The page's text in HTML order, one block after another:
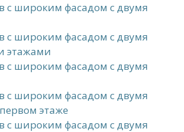
с широким фасадом с двумя
с широким фасадом с двумя
этажами
с широким фасадом с двумя
с широким фасадом с двумя
этаже
с широким фасадом с двумя